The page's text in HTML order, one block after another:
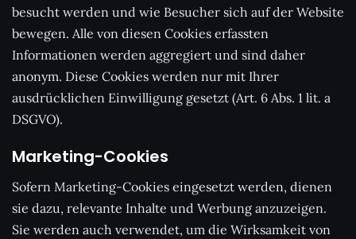
besucht werden und wie Besucher sich auf der Website
bewegen. Alle von diesen Cookies erfassten
Informationen werden aggregiert und sind daher
anonym. Diese Cookies werden nur mit Ihrer
ausdrücklichen Einwilligung gesetzt (Art. 6 Abs. 1 lit. a
DSGVO).
Marketing-Cookies
Sofern Marketing-Cookies eingesetzt werden, dienen
sie dazu, relevante Inhalte und Werbung anzuzeigen.
Sie werden auch verwendet, um die Wirksamkeit von